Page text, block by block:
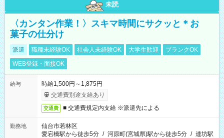
未読
〈カンタン作業！〉スキマ時間にサクッと＊お
菓子の仕分け
派遣 職種未経験OK 社会人未経験OK 大学生歓迎
ブランクOK
WEB登録・面接OK
給与
時給1,500円～1,875円
交通費別途支給あり
交通費 ■ 交通費規定内支給 ※派遣先による
勤務地
仙台市若林区
愛宕橋駅から徒歩5分 / 河原町(宮城県)駅から徒歩5分 / 連坊駅